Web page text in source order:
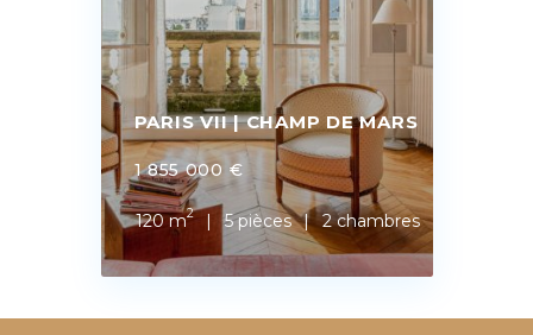
PARIS VII | CHAMP DE MARS
1 855 000 €
120 m2 5 pièces 2 chambres